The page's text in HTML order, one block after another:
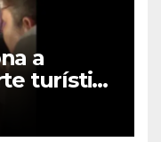
a
turístico
de